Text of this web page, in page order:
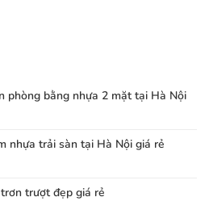
phòng bằng nhựa 2 mặt tại Hà Nội
nhựa trải sàn tại Hà Nội giá rẻ
trượt đẹp giá rẻ